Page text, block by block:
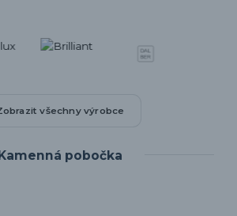
všechny výrobce
pobočka